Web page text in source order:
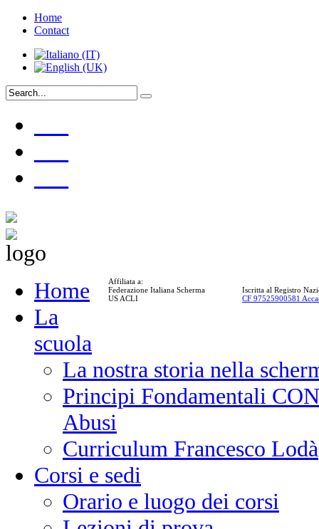
Home
Contact
Affiliata a:
Federazione Italiana Scherma
US ACLI
Iscritta al Registro
CF 97525900581
Home
La
scuola
La nostra storia nella
Principi Fondamentali
Abusi
Curriculum Francesco Lodà
Corsi e sedi
Orario e luogo dei corsi